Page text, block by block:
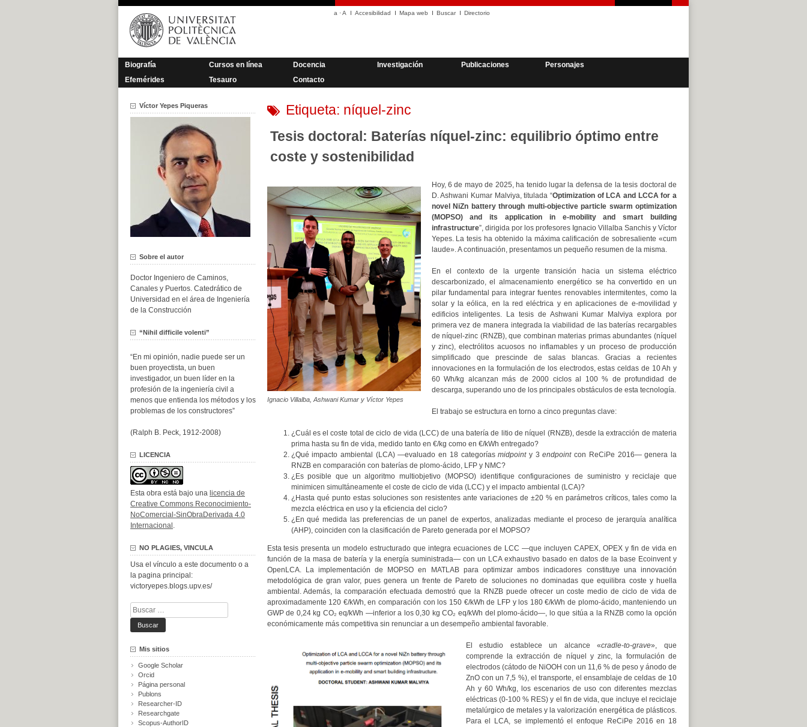
Saltar
contenido
a ·A Accesibilidad Mapa web Buscar Directorio
Biografía Cursos en línea Docencia Investigación Publicaciones
Personajes
Efemérides
Tesauro Contacto
Etiqueta: níquel-zinc
Tesis doctoral: Baterías níquel-zinc: equilibrio óptimo entre
coste y sostenibilidad
Ignacio Villalba, Ashwani Kumar y Víctor Yepes
Hoy, 6 de mayo de 2025, ha tenido lugar la defensa de la tesis doctoral de
D. Ashwani Kumar Malviya, titulada “Optimization of LCA and LCCA for a
novel
NiZn battery through multi-objective particle swarm optimization
(MOPSO) and its application in e-mobility and smart building
infrastructure”, dirigida por los profesores Ignacio Villalba Sanchis y Víctor
Yepes. La tesis ha obtenido la máxima calificación de sobresaliente «cum
laude». A continuación, presentamos un pequeño resumen de la misma.
En el contexto de la urgente transición hacia un sistema eléctrico
descarbonizado, el almacenamiento energético se ha convertido en un
pilar fundamental para integrar fuentes renovables intermitentes, como la
solar y la eólica, en la red eléctrica y en aplicaciones de e-movilidad y
edificios inteligentes. La tesis de Ashwani Kumar Malviya explora por
primera vez de manera integrada la viabilidad de las baterías recargables
de níquel-zinc (RNZB), que combinan materias primas abundantes (níquel
y zinc), electrólitos acuosos no inflamables y un proceso de producción
simplificado que prescinde de salas blancas. Gracias a recientes
innovaciones en la formulación de los electrodos, estas celdas de 10 Ah y
60 Wh/kg alcanzan más de 2000 ciclos al 100 % de profundidad de
descarga, superando uno de los principales obstáculos de esta tecnología.
El trabajo se estructura en torno a cinco preguntas clave:
¿Cuál es el coste total de ciclo de vida (LCC) de una batería de litio de níquel (RNZB), desde la extracción de materia
prima hasta su fin de vida, medido tanto en €/kg como en €/kWh entregado?
¿Qué impacto ambiental (LCA) —evaluado en 18 categoríasmidpointy 3endpointcon ReCiPe 2016— genera la
RNZB en comparación con baterías de plomo-ácido, LFP y NMC?
¿Es posible que un algoritmo multiobjetivo (MOPSO) identifique configuraciones de suministro y reciclaje que
minimicen simultáneamente el coste de ciclo de vida (LCC) y el impacto ambiental (LCA)?
¿Hasta qué punto estas soluciones son resistentes ante variaciones de ±20 % en parámetros críticos, tales como la
mezcla eléctrica en uso y la eficiencia del ciclo?
¿En qué medida las preferencias de un panel de expertos, analizadas mediante el proceso de jerarquía analítica
(AHP), coinciden con la clasificación de Pareto generada por el MOPSO?
Esta tesis presenta un modelo estructurado que integra ecuaciones de LCC —que incluyen CAPEX, OPEX y fin de vida en
función de la masa de batería y la energía suministrada— con un LCA exhaustivo basado en datos de la base Ecoinvent y
OpenLCA. La implementación de MOPSO en MATLAB para optimizar ambos indicadores constituye una innovación
metodológica de gran valor, pues genera un frente de Pareto de soluciones no dominadas que equilibra coste y huella
ambiental. Además, la comparación efectuada demostró que la RNZB puede ofrecer un coste medio de ciclo de vida de
aproximadamente 120 €/kWh, en comparación con los 150 €/kWh de LFP y los 180 €/kWh de plomo-ácido, manteniendo un
GWP de 0,24 kg CO₂ eq/kWh —inferior a los 0,30 kg CO₂ eq/kWh del plomo-ácido—, lo que sitúa a la RNZB como la opción
económicamente más competitiva sin renunciar a un desempeño ambiental favorable.
El estudio establece un alcance «cradle-to-grave», que
comprende la extracción de níquel y zinc, la formulación de
electrodos (cátodo de NiOOH con un 11,6 % de peso y ánodo de
ZnO con un 7,5 %), el transporte, el ensamblaje de celdas de 10
Ah y 60 Wh/kg, los escenarios de uso con diferentes mezclas
eléctricas (0-100 % RES) y el fin de vida, que incluye el reciclaje
metalúrgico de metales y la valorización energética de plásticos.
Para el LCA, se implementó el enfoque ReCiPe 2016 en 18
Víctor Yepes Piqueras
Sobre el autor
Doctor Ingeniero de Caminos,
Canales y Puertos. Catedrático de
Universidad en el área de Ingeniería
de la Construcción
“Nihil difficile volenti”
“En mi opinión, nadie puede ser un
buen proyectista, un buen
investigador, un buen líder en la
profesión de la ingeniería civil a
menos que entienda los métodos y los
problemas de los constructores”
(Ralph B. Peck, 1912-2008)
LICENCIA
Esta obra está bajo una licencia de
Creative Commons Reconocimiento-
NoComercial-SinObraDerivada 4.0
Internacional .
NO PLAGIES, VINCULA
Usa el vínculo a este documento o a
la pagina principal:
victoryepes.blogs.upv.es/
Buscar:
Mis sitios
Google Scholar
Orcid
Página personal
Publons
Researcher-ID
Researchgate
Scopus-AuthorID